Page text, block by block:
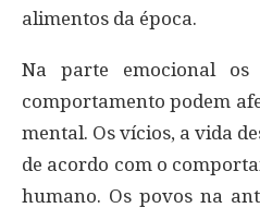
alimentos da época.
Na parte emocional
comportamento podem
mental. Os vícios, a vida
de acordo com o
humano. Os povos na